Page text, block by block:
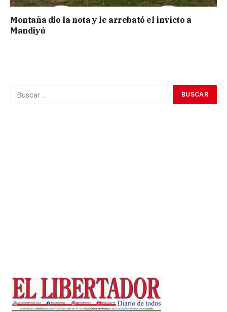
Montaña dio la nota y le arrebató el invicto a
Mandiyú